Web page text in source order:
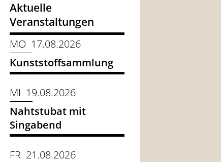
Aktuelle
Veranstaltungen
MO 17.08.2026
Kunststoffsammlung
MI 19.08.2026
Nahtstubat mit
Singabend
FR 21.08.2026